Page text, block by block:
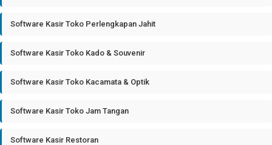
Software Kasir Toko Perlengkapan Jahit
Software Kasir Toko Kado & Souvenir
Software Kasir Toko Kacamata & Optik
Software Kasir Toko Jam Tangan
Software Kasir Restoran